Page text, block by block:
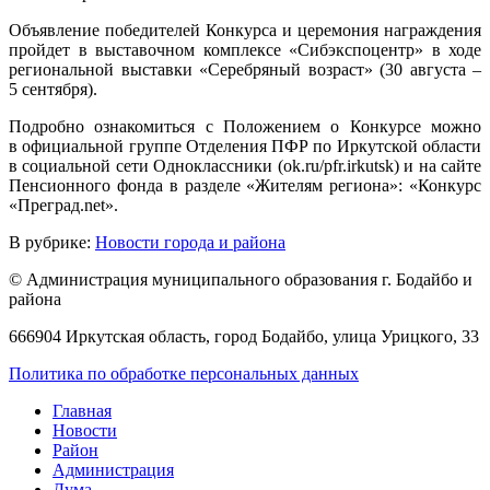
Объявление победителей Конкурса и церемония награждения
пройдет в выставочном комплексе «Сибэкспоцентр» в ходе
региональной выставки «Серебряный возраст» (30 августа –
5 сентября).
Подробно ознакомиться с Положением о Конкурсе можно
в официальной группе Отделения ПФР по Иркутской области
в социальной сети Одноклассники (ok.ru/pfr.irkutsk) и на сайте
Пенсионного фонда в разделе «Жителям региона»: «Конкурс
«Преград.net».
В рубрике: Новости города и района
© Администрация муниципального образования г. Бодайбо и
района
666904 Иркутская область, город Бодайбо, улица Урицкого, 33
Политика по обработке персональных данных
Главная
Новости
Район
Администрация